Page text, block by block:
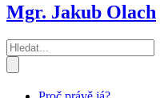
Mgr. Jakub Olach